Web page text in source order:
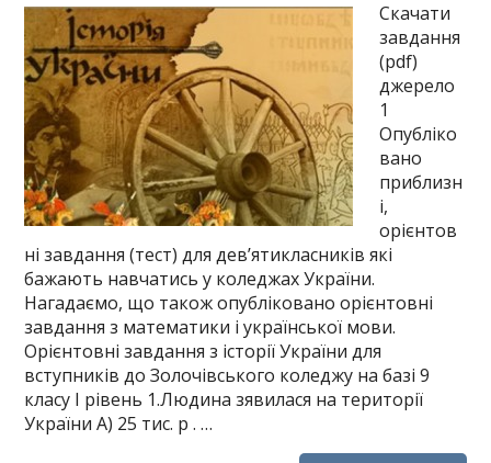
Скачати
завдання
(pdf)
джерело
1
Опубліко
вано
приблизн
і,
орієнтов
ні завдання (тест) для дев’ятикласників які
бажають навчатись у коледжах України.
Нагадаємо, що також опубліковано орієнтовні
завдання з математики і української мови.
Орієнтовні завдання з історії України для
вступників до Золочівського коледжу на базі 9
класу І рівень 1.Людина зявилася на території
України А) 25 тис. р . …